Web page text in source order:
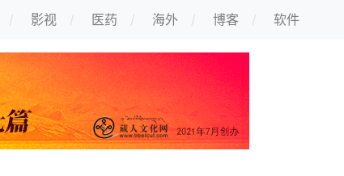
影视 医药 海外 博客 软件